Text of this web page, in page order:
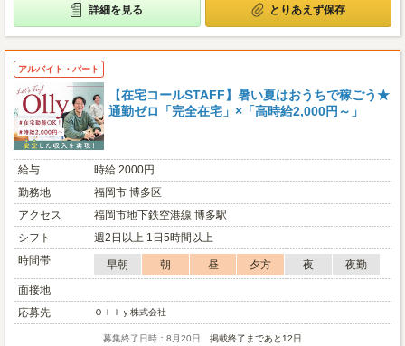
詳細を見る とりあえず保存
アルバイト・パート
【在宅コールSTAFF】暑い夏はおうちで稼ごう★
通勤ゼロ「完全在宅」×「高時給2,000円～」
給与
時給 2000円
勤務地
福岡市 博多区
アクセス
福岡市地下鉄空港線 博多駅
シフト
週2日以上 1日5時間以上
時間帯
早朝 朝 昼 夕方 夜
夜勤
面接地
応募先
Ｏｌｌｙ株式会社
募集終了日時：8月20日 掲載終了まであと12日